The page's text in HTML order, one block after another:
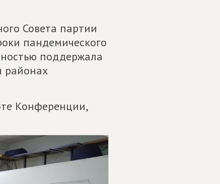
Совета партии
пандемического
поддержала
районах
Конференции,